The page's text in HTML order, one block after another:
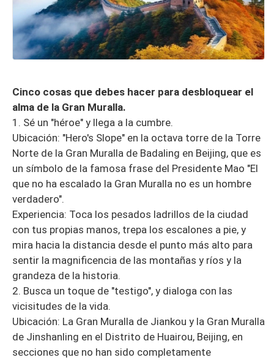
Cinco cosas que debes hacer para desbloquear el
alma de la Gran Muralla.
1. Sé un "héroe" y llega a la cumbre.
Ubicación: "Hero's Slope" en la octava torre de la Torre
Norte de la Gran Muralla de Badaling en Beijing, que es
un símbolo de la famosa frase del Presidente Mao "El
que no ha escalado la Gran Muralla no es un hombre
verdadero".
Experiencia: Toca los pesados ladrillos de la ciudad
con tus propias manos, trepa los escalones a pie, y
mira hacia la distancia desde el punto más alto para
sentir la magnificencia de las montañas y ríos y la
grandeza de la historia.
2. Busca un toque de "testigo", y dialoga con las
vicisitudes de la vida.
Ubicación: La Gran Muralla de Jiankou y la Gran Muralla
de Jinshanling en el Distrito de Huairou, Beijing, en
secciones que no han sido completamente